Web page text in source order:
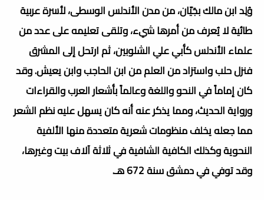
وُلِد ابن مالك بجَيّان، من مدن الأندلس الوسطى، لأسرة عربية
طائية لا يُعرف من أمرها شيء، وتلقى تعليمه على عدد من
علماء الأندلس كأبي علي الشلوبين، ثم ارتحل إلى المشرق
فنزل حلب واستزاد من العلم من ابن الحاجب وابن يعيش. وقد
كان إماماً في النحو واللغة وعالماً بأشعار العرب والقراءات
ورواية الحديث، ومما يذكر عنه أنه كان يسهل عليه نظم الشعر
مما جعله يخلف منظومات شعرية متعددة منها الألفية
النحوية وكذلك الكافية الشافية في ثلاثة آلاف بيت وغيرها،
وقد توفي في دمشق سنة 672 هـ.